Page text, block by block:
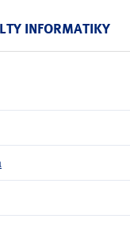
INFORMATIKY